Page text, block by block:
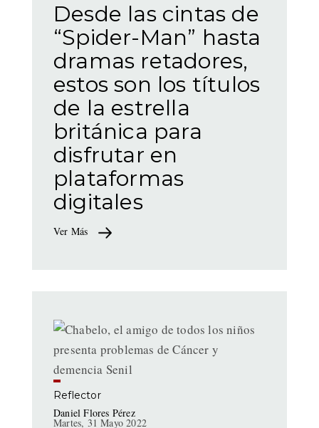
Desde las cintas de
“Spider-Man” hasta
dramas retadores,
estos son los títulos
de la estrella
británica para
disfrutar en
plataformas
digitales
Ver Más
Reflector
Daniel Flores Pérez
Martes, 31 Mayo 2022